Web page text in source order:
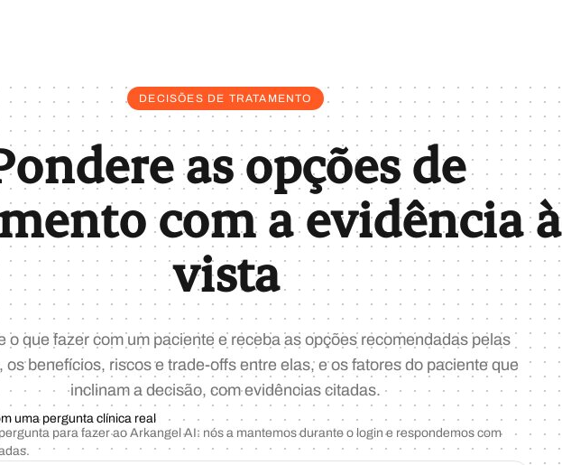
DECISÕES DE TRATAMENTO
as opções de
com a evidência à
vista
o que fazer com um paciente e receba as opções recomendadas pelas
os benefícios, riscos e trade-offs entre elas, e os fatores do paciente que
inclinam a decisão, com evidências citadas.
uma pergunta clínica real
para fazer ao Arkangel AI: nós a mantemos durante o login e respondemos com